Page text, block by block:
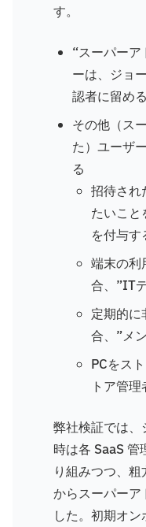
す。
“スーパー
ーは、ジョ
認者に留める
その他（ス
た）ユーザ
る
招待され
たいこ
を付与す
端末の利
合、”IT
定期的
合、”メ
PCをス
トア管理
弊社検証では
時は各 SaaS
り組みつつ、
からスーパーア
した。初期オ